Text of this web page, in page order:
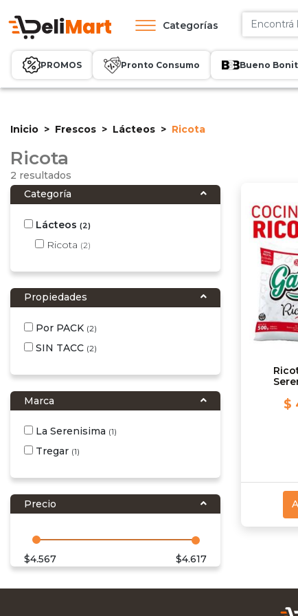
Categorías
PROMOS Pronto Consumo Bueno
Inicio Frescos Lácteos Ricota
Ricota
2 resultados
Categoría
Lácteos (2)
Ricota (2)
Propiedades
Por PACK (2)
SIN TACC (2)
Marca
La Serenisima (1)
Tregar (1)
Precio
$4.567 $4.617
$